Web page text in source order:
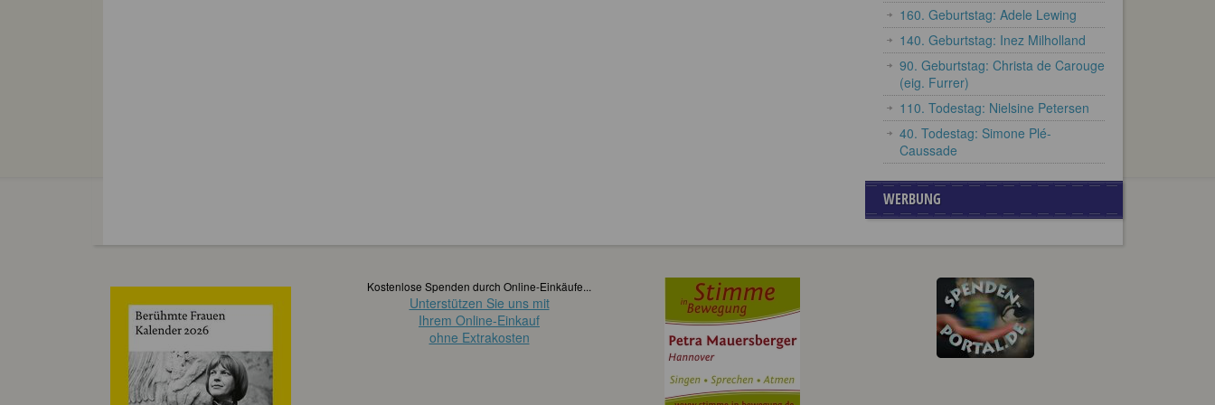
160. Geburtstag: Adele Lewing
140. Geburtstag: Inez Milholland
90. Geburtstag: Christa de Carouge
(eig. Furrer)
110. Todestag: Nielsine Petersen
40. Todestag: Simone Plé-
Caussade
WERBUNG
Kostenlose Spenden durch Online-Einkäufe...
Unterstützen Sie uns mit
Ihrem Online-Einkauf
ohne Extrakosten